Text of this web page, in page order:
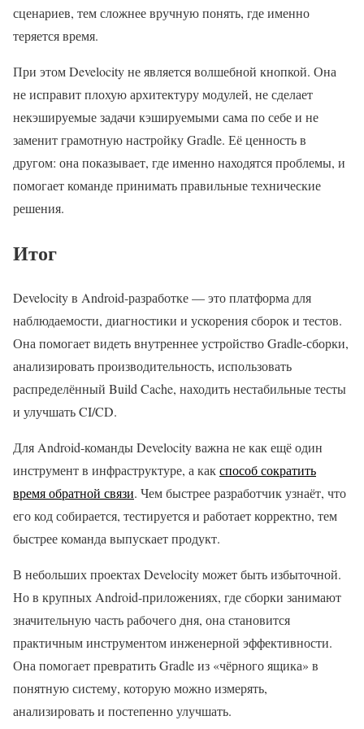
сценариев, тем сложнее вручную понять, где именно
теряется время.
При этом Develocity не является волшебной кнопкой. Она
не исправит плохую архитектуру модулей, не сделает
некэшируемые задачи кэшируемыми сама по себе и не
заменит грамотную настройку Gradle. Её ценность в
другом: она показывает, где именно находятся проблемы, и
помогает команде принимать правильные технические
решения.
Итог
Develocity в Android-разработке — это платформа для
наблюдаемости, диагностики и ускорения сборок и тестов.
Она помогает видеть внутреннее устройство Gradle-сборки,
анализировать производительность, использовать
распределённый Build Cache, находить нестабильные тесты
и улучшать CI/CD.
Для Android-команды Develocity важна не как ещё один
инструмент в инфраструктуре, а какспособ сократить
время обратной связи. Чем быстрее разработчик узнаёт, что
его код собирается, тестируется и работает корректно, тем
быстрее команда выпускает продукт.
В небольших проектах Develocity может быть избыточной.
Но в крупных Android-приложениях, где сборки занимают
значительную часть рабочего дня, она становится
практичным инструментом инженерной эффективности.
Она помогает превратить Gradle из «чёрного ящика» в
понятную систему, которую можно измерять,
анализировать и постепенно улучшать.